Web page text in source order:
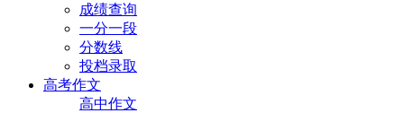
成绩查询
一分一段
分数线
投档录取
高考作文
高中作文